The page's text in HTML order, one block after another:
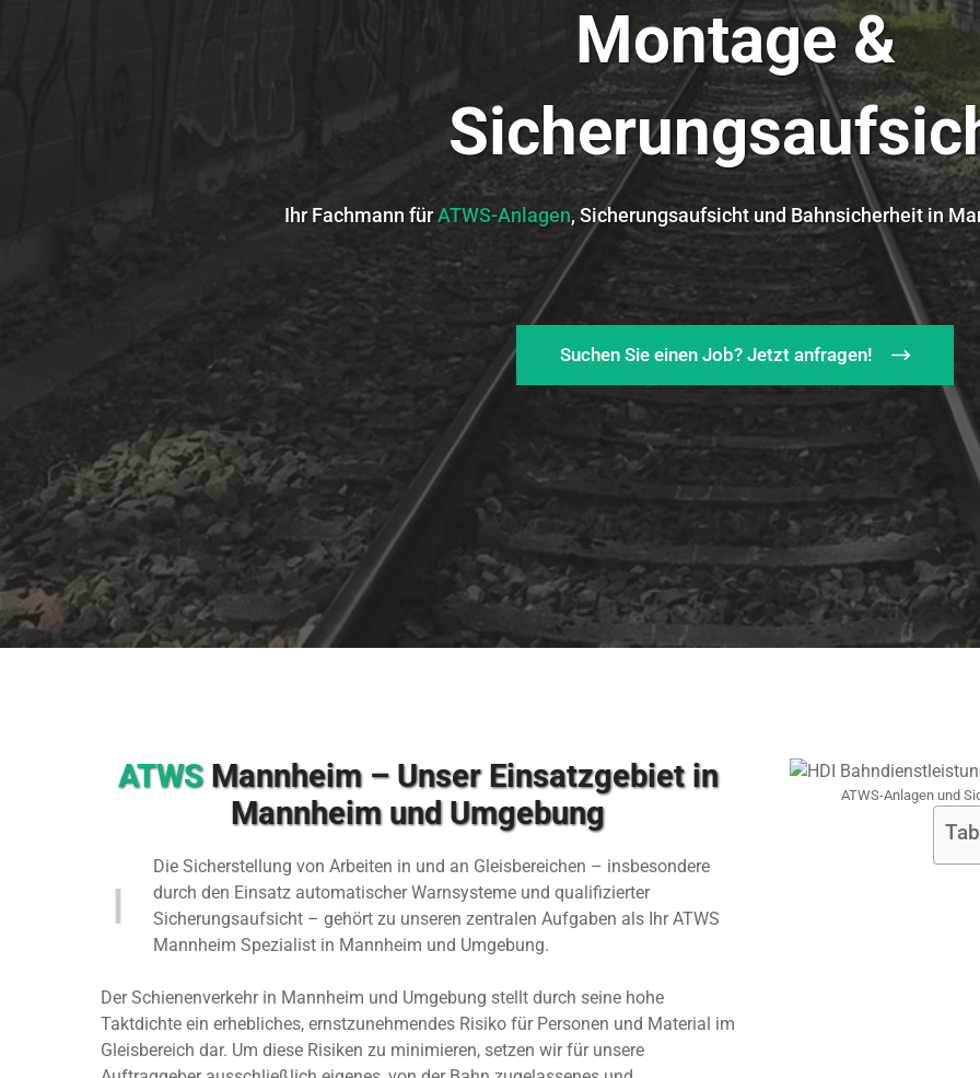
Montage &
Ihr Fachmann fürATWS-Anlagen, Sicherungsaufsicht und Bahnsicherheit in
Suchen Sie einen Job? Jetzt anfragen!
ATWSMannheim – Unser Einsatzgebiet in
Mannheim und Umgebung
Die Sicherstellung von Arbeiten in und an Gleisbereichen – insbesondere
durch den Einsatz automatischer Warnsysteme und qualifizierter
Sicherungsaufsicht – gehört zu unseren zentralen Aufgaben als Ihr ATWS
Mannheim Spezialist in Mannheim und Umgebung.
Der Schienenverkehr in Mannheim und Umgebung stellt durch seine hohe
Taktdichte ein erhebliches, ernstzunehmendes Risiko für Personen und Material im
Gleisbereich dar. Um diese Risiken zu minimieren, setzen wir für unsere
ATWS-Anlagen und